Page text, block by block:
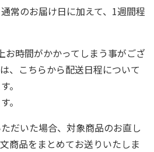
常のお届け日に加えて、1週間程
時間がかかってしまう事がござ
、こちらから配送日程について
。
。
だいた場合、対象商品のお直し
商品をまとめてお送りいたしま